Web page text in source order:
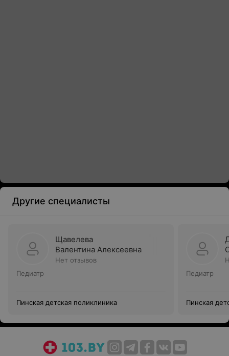
Другие специалисты
Щавелева
Валентина Алексеевна
Нет отзывов
Педиатр
Пинская детская поликлиника
Педиатр
Пинская